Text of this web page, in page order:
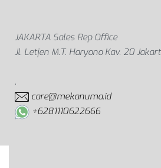
JAKARTA Sales Rep Office
Jl. Letjen M.T. Haryono Kav. 20
.
care@mekanuma.id
+6281110622666